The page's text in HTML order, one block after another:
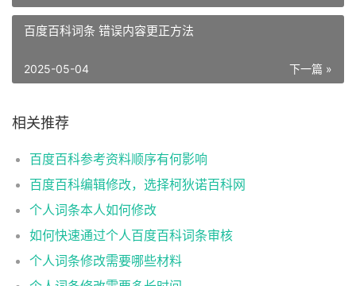
百度百科词条 错误内容更正方法
下一篇 »
2025-05-04
相关推荐
百度百科参考资料顺序有何影响
百度百科编辑修改，选择柯狄诺百科网
个人词条本人如何修改
如何快速通过个人百度百科词条审核
个人词条修改需要哪些材料